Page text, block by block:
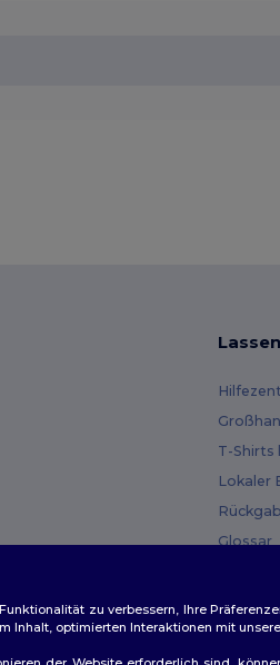
T-Shirts
Lokaler
Glossar
zu verbessern, Ihre
optimierten Interaktionen mit